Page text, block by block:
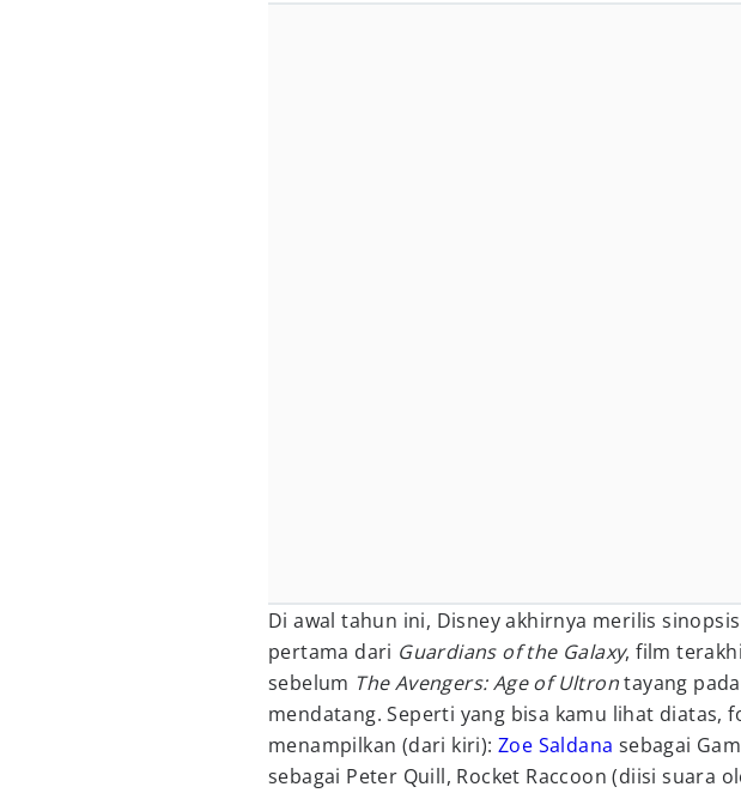
Di awal tahun ini, Disney akhirnya merilis
pertama dari Guardians of the Galaxy, film
sebelum The Avengers: Age of Ultrontayang
mendatang. Seperti yang bisa kamu lihat diatas,
menampilkan (dari kiri): Zoe Saldana sebagai
sebagai Peter Quill, Rocket Raccoon (diisi suara